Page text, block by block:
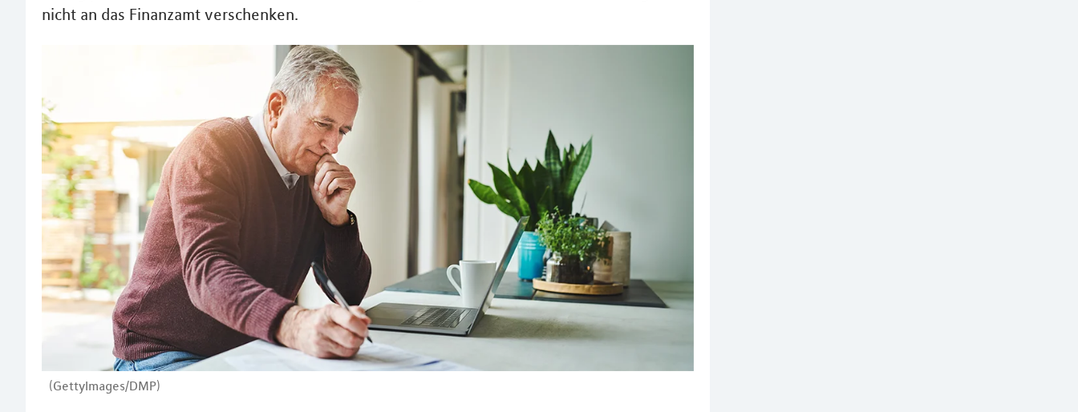
nicht an das Finanzamt verschenken.
(GettyImages/DMP)